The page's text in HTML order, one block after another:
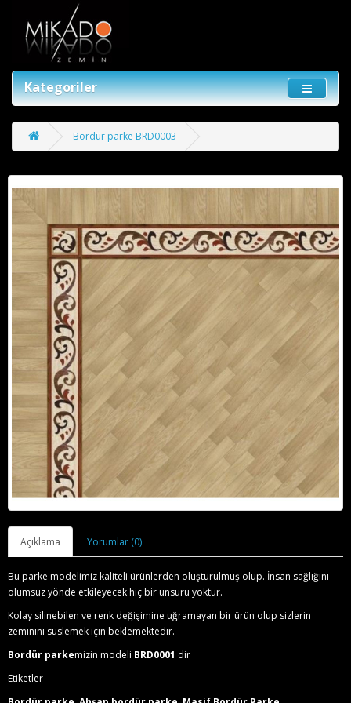
Kategoriler
Bordür parke BRD0003
Açıklama Yorumlar (0)
Bu parke modelimiz kaliteli ürünlerden oluşturulmuş olup. İnsan sağlığını
olumsuz yönde etkileyecek hiç bir unsuru yoktur.
Kolay silinebilen ve renk değişimine uğramayan bir ürün olup sizlerin
zeminini süslemek için beklemektedir.
Bordür parkemizin modeli BRD0001 dir
Etiketler